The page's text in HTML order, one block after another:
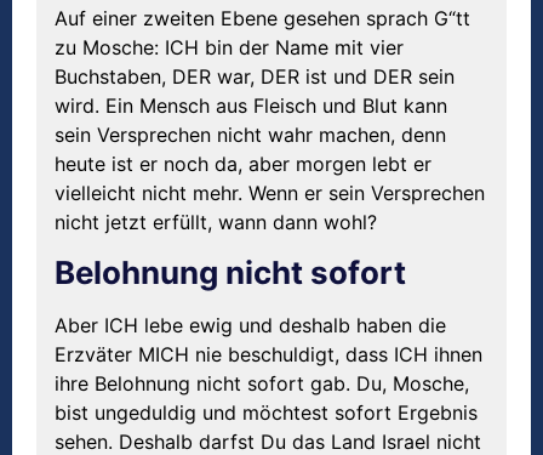
Auf einer zweiten Ebene gesehen sprach G“tt
zu Mosche: ICH bin der Name mit vier
Buchstaben, DER war, DER ist und DER sein
wird. Ein Mensch aus Fleisch und Blut kann
sein Versprechen nicht wahr machen, denn
heute ist er noch da, aber morgen lebt er
vielleicht nicht mehr. Wenn er sein Versprechen
nicht jetzt erfüllt, wann dann wohl?
Belohnung nicht sofort
Aber ICH lebe ewig und deshalb haben die
Erzväter MICH nie beschuldigt, dass ICH ihnen
ihre Belohnung nicht sofort gab. Du, Mosche,
bist ungeduldig und möchtest sofort Ergebnis
sehen. Deshalb darfst Du das Land Israel nicht